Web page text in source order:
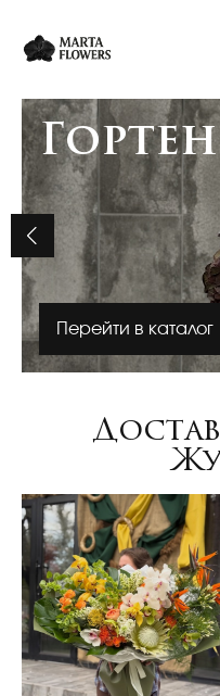
Перейти в каталог